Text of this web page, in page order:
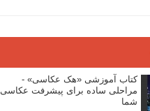
کتاب آموزشی «هک عکاسی» -
مراحلی ساده برای پیشرفت عکاسی
شما